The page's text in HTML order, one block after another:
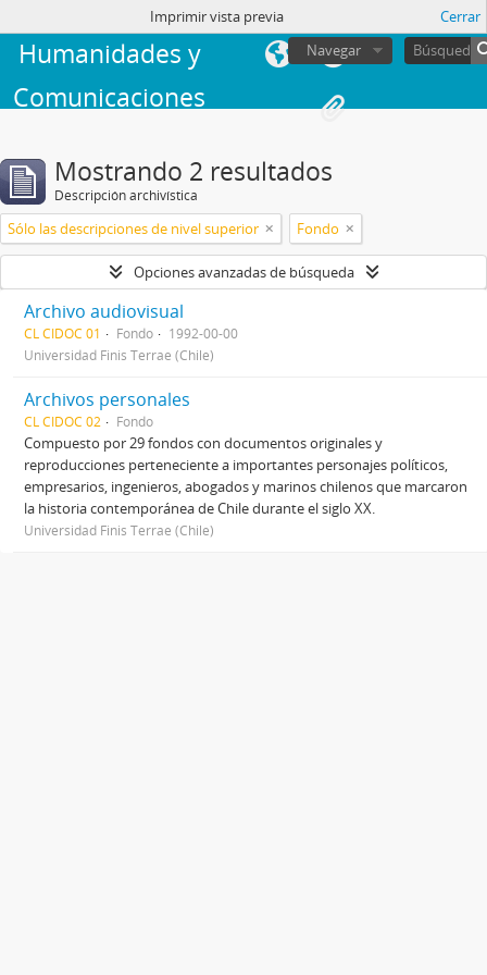
Facultad de
Humanidades y
Comunicaciones
sesión
Navegar
Imprimir vista previa Cerrar
Mostrando 2 resultados
Descripción archivística
Sólo las descripciones de nivel superior Fondo
Opciones avanzadas de búsqueda
Archivo audiovisual
CL CIDOC 01 Fondo
1992-00-00
Universidad Finis Terrae (Chile)
Archivos personales
CL CIDOC 02 Fondo
Compuesto por 29 fondos con documentos originales y
reproducciones perteneciente a importantes personajes políticos,
empresarios, ingenieros, abogados y marinos chilenos que marcaron
la historia contemporánea de Chile durante el siglo XX.
Universidad Finis Terrae (Chile)